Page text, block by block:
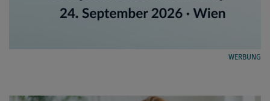
WERBUNG